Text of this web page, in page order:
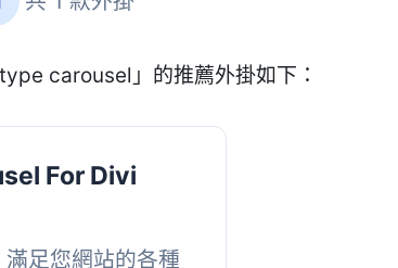
carousel」的推薦外掛如下：
For Divi
足您網站的各種